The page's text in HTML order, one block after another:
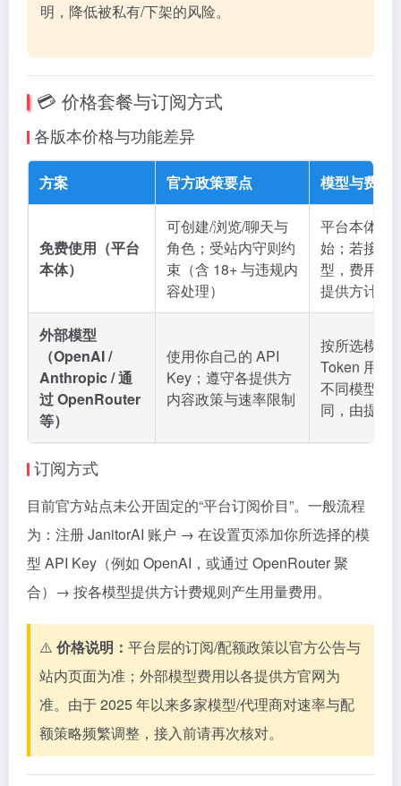
明，降低被私有/下架的风险。
💳 价格套餐与订阅方式
各版本价格与功能差异
方案 官方政策要点 模型与费用
免费使用（平台
本体）
可创建/浏览/聊天与
角色；受站内守则约
束（含 18+ 与违规内
容处理）
平台本体可
始；若接入
型，费用按
提供方计费
外部模型
（OpenAI /
Anthropic / 通
过 OpenRouter
等）
使用你自己的 API
Key；遵守各提供方
内容政策与速率限制
按所选模型
Token 用量
不同模型单
同，由提供
订阅方式
目前官方站点未公开固定的“平台订阅价目”。一般流程
为：注册 JanitorAI 账户 → 在设置页添加你所选择的模
型 API Key（例如 OpenAI，或通过 OpenRouter 聚
合）→ 按各模型提供方计费规则产生用量费用。
⚠️ 价格说明： 平台层的订阅/配额政策以官方公告与
站内页面为准；外部模型费用以各提供方官网为
准。由于 2025 年以来多家模型/代理商对速率与配
额策略频繁调整，接入前请再次核对。